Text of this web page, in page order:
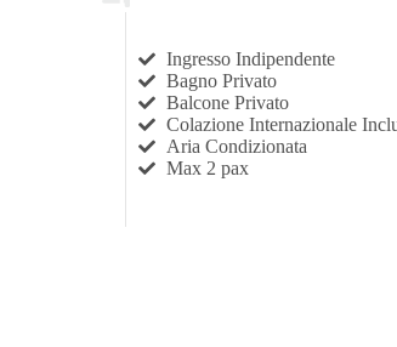
Ingresso Indipendente
Bagno Privato
Balcone Privato
Colazione Internazionale
Aria Condizionata
Max 2 pax